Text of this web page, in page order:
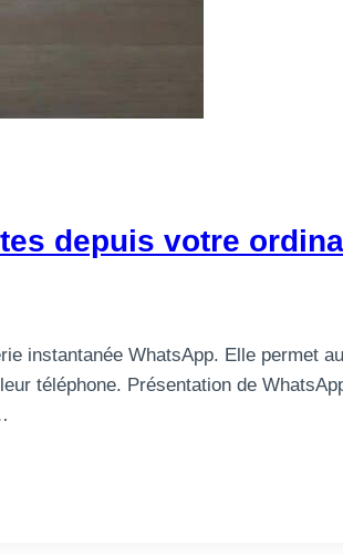
depuis votre
instantanée WhatsApp. Elle permet
téléphone. Présentation de